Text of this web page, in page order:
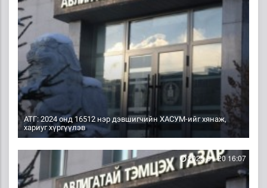
АТГ: 2024 онд 16512 нэр дэвшигчийн ХАСУМ-ийг хянаж,
хариуг хүргүүлэв
2025-01-20 16:07